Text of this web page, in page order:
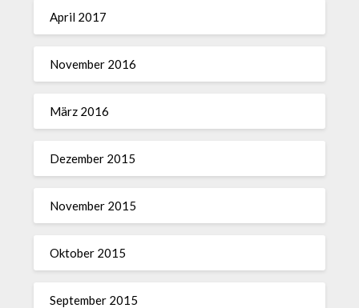
April 2017
November 2016
März 2016
Dezember 2015
November 2015
Oktober 2015
September 2015